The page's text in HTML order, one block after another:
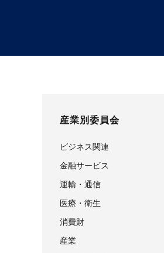
産業別委員会
ビジネス関連
金融サービス
運輸・通信
医療・衛生
消費財
産業